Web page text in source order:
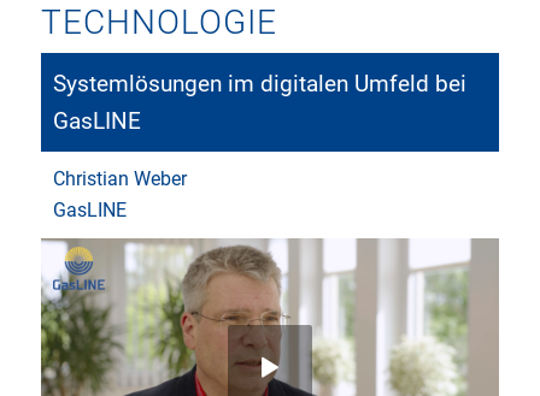
TECHNOLOGIE
Systemlösungen im digitalen Umfeld bei
GasLINE
Christian Weber
GasLINE